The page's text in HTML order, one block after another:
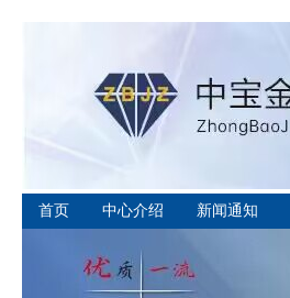
首页 中心介绍 新闻通知